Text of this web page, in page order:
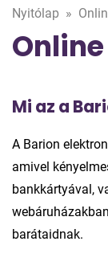
Nyitólap »
Mi az a
A Barion
amivel
bankkártyával,
barátaidnak.